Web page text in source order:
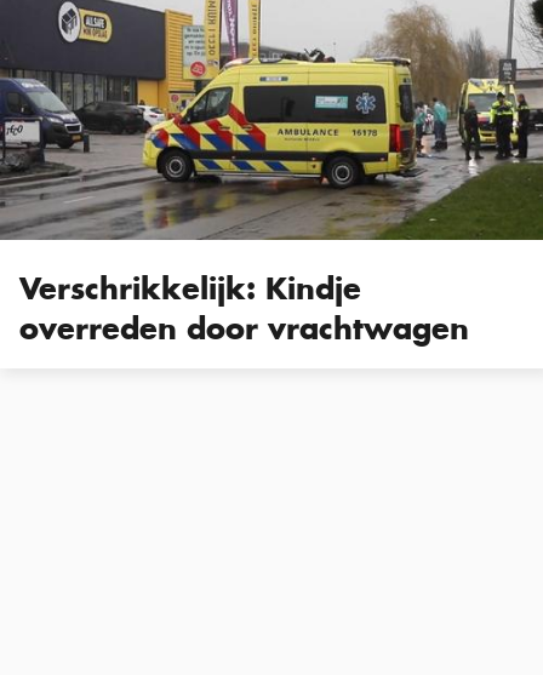
Verschrikkelijk: Kindje
overreden door vrachtwagen